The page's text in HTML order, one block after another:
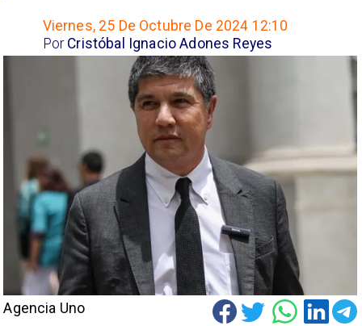
Viernes, 25 De Octubre De 2024 12:10
Cristóbal Ignacio Adones Reyes
Por
Agencia Uno